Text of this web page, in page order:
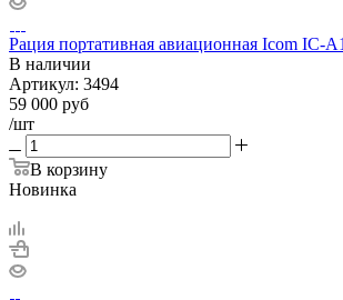
Рация портативная авиационная Icom IC-
В наличии
Артикул: 3494
59 000 руб
/шт
В корзину
Новинка